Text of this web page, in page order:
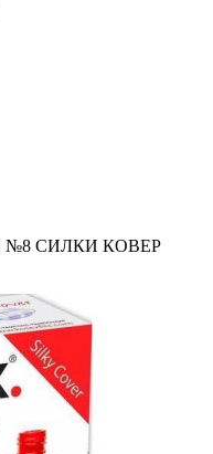
СИЛКИ КОВЕР